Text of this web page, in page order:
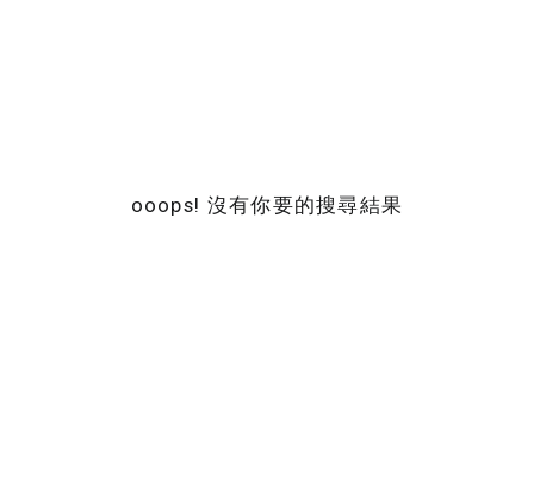
ooops! 沒有你要的搜尋結果